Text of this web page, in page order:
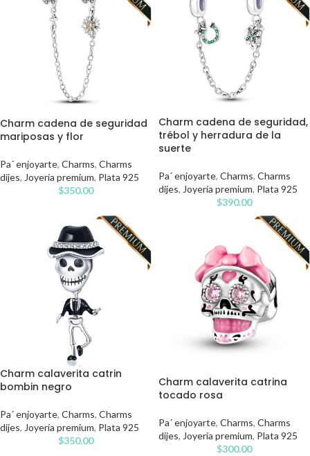
Charm cadena de seguridad
mariposas y flor
Pa´ enjoyarte, Charms, Charms
dijes, Joyería premium, Plata 925
$350.00
Charm cadena de seguridad,
trébol y herradura de la
suerte
Pa´ enjoyarte, Charms, Charms
dijes, Joyería premium, Plata 925
$390.00
Charm calaverita catrin
bombin negro
Pa´ enjoyarte, Charms, Charms
dijes, Joyería premium, Plata 925
$350.00
Charm calaverita catrina
tocado rosa
Pa´ enjoyarte, Charms, Charms
dijes, Joyería premium, Plata 925
$300.00